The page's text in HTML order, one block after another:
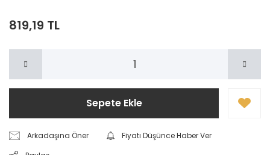
819,19 TL
Sepete Ekle
Arkadaşına Öner
Fiyatı Düşünce Haber Ver